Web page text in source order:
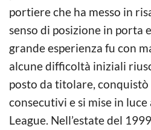
portiere che ha messo in
senso di posizione in porta
grande esperienza fu con
alcune difficoltà iniziali
posto da titolare,
consecutivi e si mise in
League. Nell’estate del